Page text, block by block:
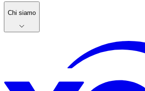
Chi siamo